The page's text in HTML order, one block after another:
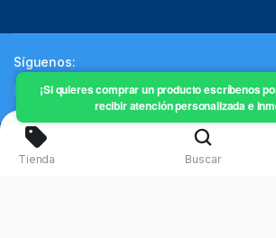
Síguenos:
Copyright 2024 © Mistral Sporting Goods 2024
¡Si quieres comprar un producto escríbenos
recibir atención personalizada e
Tienda Buscar